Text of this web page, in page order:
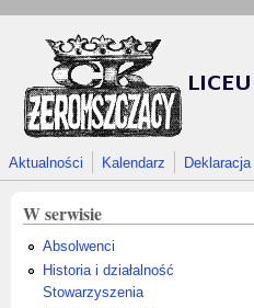
Aktualności Kalendarz Deklaracja
W serwisie
Absolwenci
Historia i działalność
Stowarzyszenia